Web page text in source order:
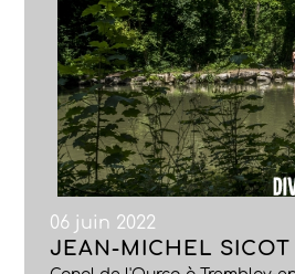
06 juin 2022
JEAN-MICHEL SICOT